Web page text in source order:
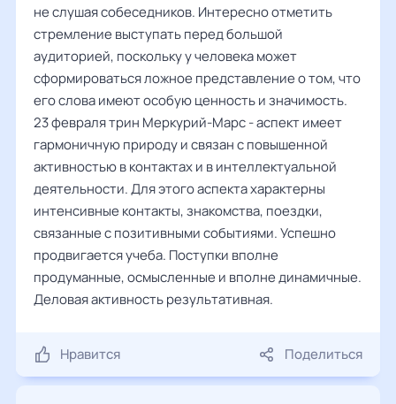
не слушая собеседников. Интересно отметить
стремление выступать перед большой
аудиторией, поскольку у человека может
сформироваться ложное представление о том, что
его слова имеют особую ценность и значимость.
23 февраля трин Меркурий-Марс - аспект имеет
гармоничную природу и связан с повышенной
активностью в контактах и в интеллектуальной
деятельности. Для этого аспекта характерны
интенсивные контакты, знакомства, поездки,
связанные с позитивными событиями. Успешно
продвигается учеба. Поступки вполне
продуманные, осмысленные и вполне динамичные.
Деловая активность результативная.
Нравится Поделиться